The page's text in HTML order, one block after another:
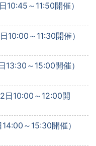
～11:50開催）
10:00～11:30開催）
13:30～15:00開催）
日10:00～12:00開
～15:30開催）